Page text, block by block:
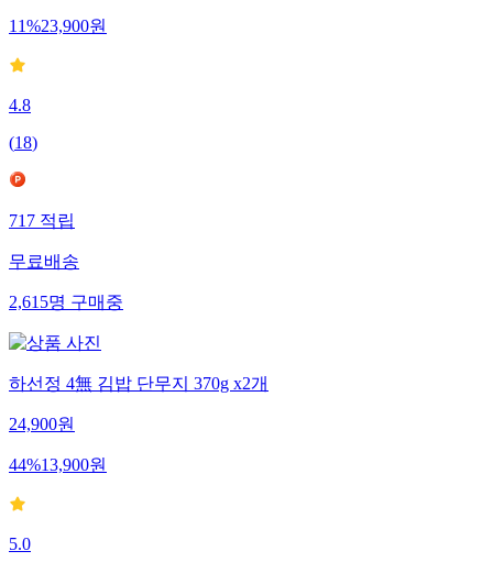
11%23,900원
4.8
(18)
717적립
무료배송
2,615명구매중
하선정 4無 김밥 단무지 370g x2개
24,900원
44%13,900원
5.0